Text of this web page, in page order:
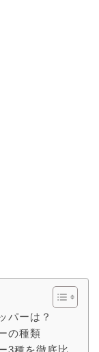
パーは？
の種類